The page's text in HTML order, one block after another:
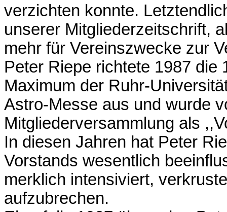
verzichten konnte.
unserer Mitgliederzeitschrift,
mehr für Vereinszwecke zur
Peter Riepe richtete 1987 die
Maximum der Ruhr-
Astro-Messe aus und wurde
Mitgliederversammlung als
In diesen Jahren hat Peter
Vorstands wesentlich
merklich intensiviert,
aufzubrechen.